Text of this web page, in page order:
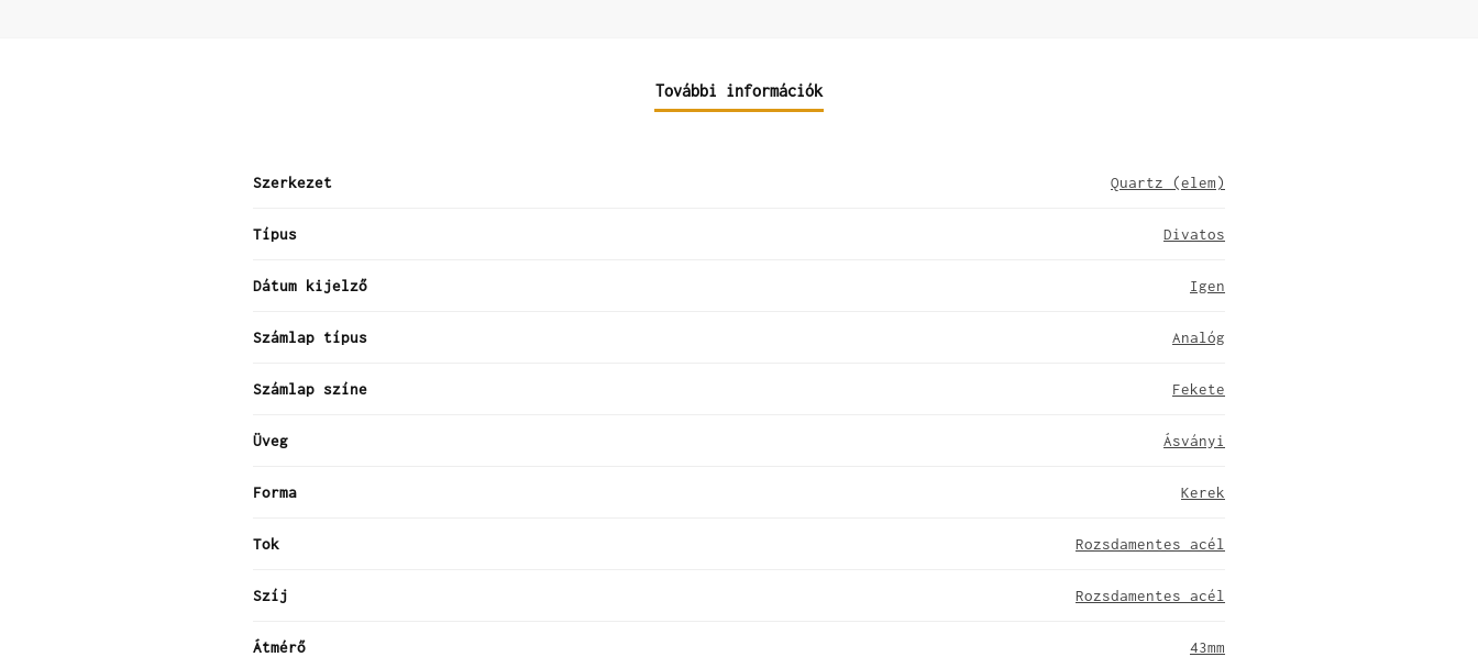
További információk
Szerkezet Quartz (elem)
Típus Divatos
Dátum kijelző Igen
Számlap típus Analóg
Számlap színe Fekete
Üveg Ásványi
Forma Kerek
Tok Rozsdamentes acél
Szíj Rozsdamentes acél
Átmérő 43mm